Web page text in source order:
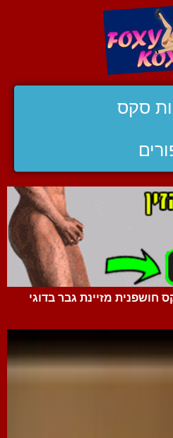
סקס
מזיינת גבר בדוגי